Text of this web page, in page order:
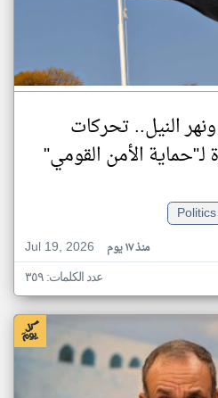
النيل.. تحركات
لـ"حماية الأمن القومي"
Politics
Jul 19, 2026
منذ ١٧ يوم
عدد الكلمات: ٣٥٩